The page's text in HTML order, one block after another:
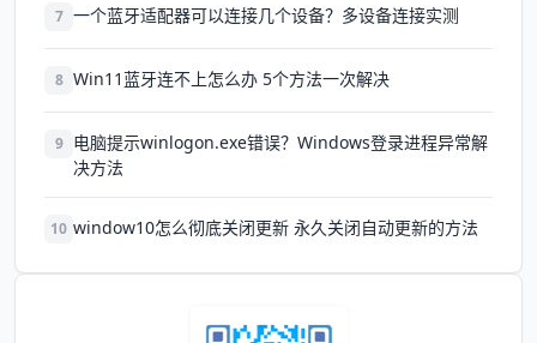
7 一个蓝牙适配器可以连接几个设备？多设备连接实测
8 Win11蓝牙连不上怎么办 5个方法一次解决
9 电脑提示winlogon.exe错误？Windows登录进程异常解
决方法
10 window10怎么彻底关闭更新 永久关闭自动更新的方法